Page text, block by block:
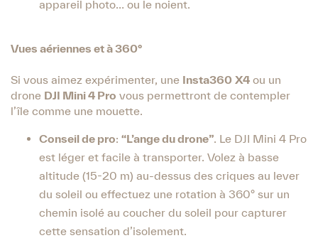
appareil photo… ou le noient.
Vues aériennes et à 360°
Si vous aimez expérimenter, une Insta360 X4 ou un
drone DJI Mini 4 Pro vous permettront de contempler
l’île comme une mouette.
Conseil de pro: “L’ange du drone”. Le DJI Mini 4 Pro
est léger et facile à transporter. Volez à basse
altitude (15-20 m) au-dessus des criques au lever
du soleil ou effectuez une rotation à 360° sur un
chemin isolé au coucher du soleil pour capturer
cette sensation d’isolement.